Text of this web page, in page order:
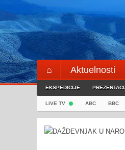
Skip
to
content
⌂ Aktuelnosti
Blogeri
⌖
EKSPEDICIJE
LIVE TV ABC BBC